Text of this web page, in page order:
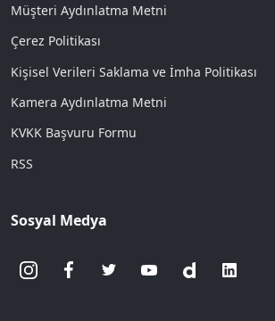
Müşteri Aydınlatma Metni
Çerez Politikası
Kişisel Verileri Saklama ve İmha Politikası
Kamera Aydınlatma Metni
KVKK Başvuru Formu
RSS
Sosyal Medya